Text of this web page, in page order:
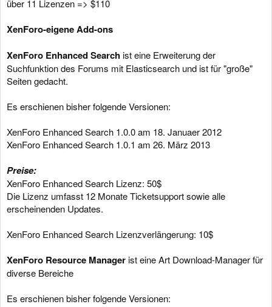
über 11 Lizenzen => $110
XenForo-eigene Add-ons
XenForo Enhanced Searchist eine Erweiterung der
Suchfunktion des Forums mit Elasticsearch und ist für "große"
Seiten gedacht.
Es erschienen bisher folgende Versionen:
XenForo Enhanced Search 1.0.0 am 18. Januaer 2012
XenForo Enhanced Search 1.0.1 am 26. März 2013
Preise:
XenForo Enhanced Search Lizenz: 50$
Die Lizenz umfasst 12 Monate Ticketsupport sowie alle
erscheinenden Updates.
XenForo Enhanced Search Lizenzverlängerung: 10$
XenForo Resource Managerist eine Art Download-Manager für
diverse Bereiche
Es erschienen bisher folgende Versionen: